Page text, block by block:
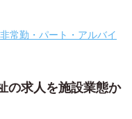
非常勤・パート・アルバイ
の求人を施設業態か